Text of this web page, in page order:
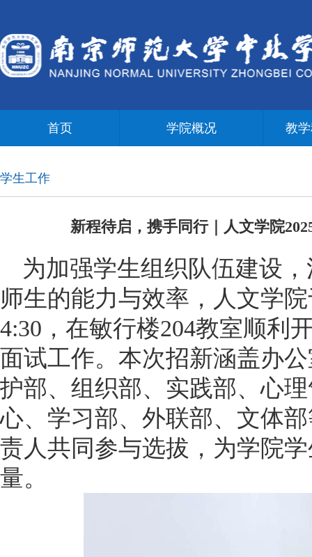
首页 学院概况 教
学生工作
新程待启，携手同行｜人文学院
为加强学生组织队伍建设
师生的能力与效率，人文学
4:30，在敏行楼204教室顺利
面试工作。本次招新涵盖办
护部、组织部、实践部、心
心、学习部、外联部、文体
责人共同参与选拔，为学院
量。